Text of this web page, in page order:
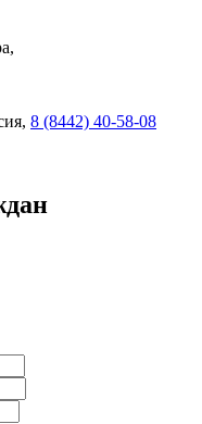
8 (8442) 40-58-08